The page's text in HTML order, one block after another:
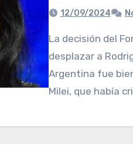
12/09/2024
La decisión del Fondo Monetario Internacional (FMI) de
desplazar a
Argentina fue
Milei, que había